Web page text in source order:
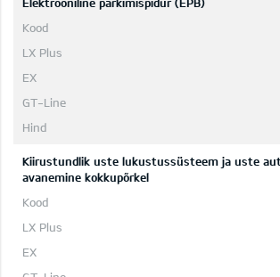
Elektrooniline parkimispidur (EPB)
Kiirustundlik uste lukustussüsteem ja uste
avanemine kokkupõrkel